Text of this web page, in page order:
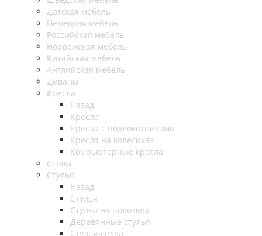
Датская мебель
Немецкая мебель
Российская мебель
Норвежская мебель
Китайская мебель
Английская мебель
Диваны
Кресла
Назад
Кресла
Кресла с подлокотниками
Кресла на колесиках
Компьютерные кресла
Столы
Стулья
Назад
Стулья
Стулья на полозьях
Деревянные стулья
Стулья-седла